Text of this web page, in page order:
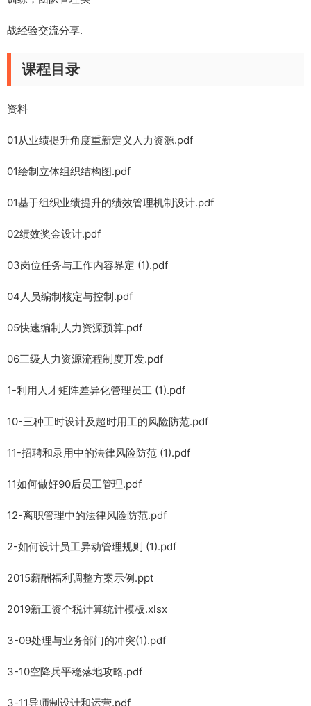
战经验交流分享.
课程目录
资料
01从业绩提升角度重新定义人力资源.pdf
01绘制立体组织结构图.pdf
01基于组织业绩提升的绩效管理机制设计.pdf
02绩效奖金设计.pdf
03岗位任务与工作内容界定 (1).pdf
04人员编制核定与控制.pdf
05快速编制人力资源预算.pdf
06三级人力资源流程制度开发.pdf
1-利用人才矩阵差异化管理员工 (1).pdf
10-三种工时设计及超时用工的风险防范.pdf
11-招聘和录用中的法律风险防范 (1).pdf
11如何做好90后员工管理.pdf
12-离职管理中的法律风险防范.pdf
2-如何设计员工异动管理规则 (1).pdf
2015薪酬福利调整方案示例.ppt
2019新工资个税计算统计模板.xlsx
3-09处理与业务部门的冲突(1).pdf
3-10空降兵平稳落地攻略.pdf
3-11导师制设计和运营.pdf